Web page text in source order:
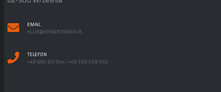
EMAIL
KLUB@KPSWRZESNIA.PL
TELEFON
+48 660 613 944 / +48 509 508 943